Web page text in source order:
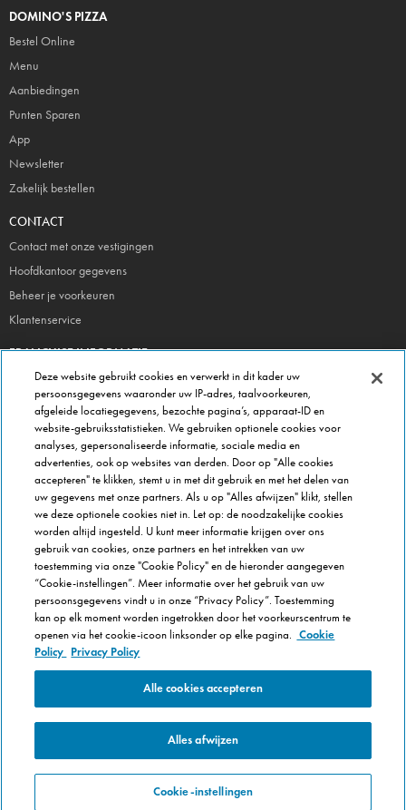
DOMINO'S PIZZA
Bestel Online
Menu
Aanbiedingen
Punten Sparen
App
Newsletter
Zakelijk bestellen
CONTACT
Contact met onze vestigingen
Hoofdkantoor gegevens
Beheer je voorkeuren
Klantenservice
FRANCHISE INFORMATIE
Meld je direct aan!
Franchise Brochure
Veel gestelde vragen
OVER DOMINOS
Newsroom
Werken bij Domino's
Care Team (voor medewerkers)
Scam waarschuwing
Privacybeleid
Voorwaarden & Condities
Cookie Policy
Cookie-instellingen
© 2025 Domino's Pizza Enterprises Ltd
Deze website gebruikt cookies en verwerkt in dit kader uw
persoonsgegevens waaronder uw IP-adres, taalvoorkeuren,
afgeleide locatiegegevens, bezochte pagina’s, apparaat-ID en
website-gebruiksstatistieken. We gebruiken optionele cookies voor
analyses, gepersonaliseerde informatie, sociale media en
advertenties, ook op websites van derden. Door op "Alle cookies
accepteren" te klikken, stemt u in met dit gebruik en met het delen van
uw gegevens met onze partners. Als u op "Alles afwijzen" klikt, stellen
we deze optionele cookies niet in. Let op: de noodzakelijke cookies
worden altijd ingesteld. U kunt meer informatie krijgen over ons
gebruik van cookies, onze partners en het intrekken van uw
toestemming via onze "Cookie Policy" en de hieronder aangegeven
“Cookie-instellingen”. Meer informatie over het gebruik van uw
persoonsgegevens vindt u in onze “Privacy Policy”. Toestemming
kan op elk moment worden ingetrokken door het voorkeurscentrum te
openen via het cookie-icoon linksonder op elke pagina. Cookie
Policy Privacy Policy
Alle cookies accepteren
Alles afwijzen
Cookie-instellingen